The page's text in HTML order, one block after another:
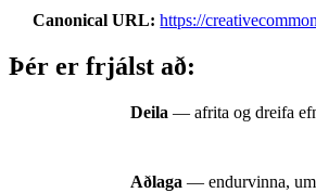
Canonical URL https://
Þér er frjálst að:
Deila — afrita og dreifa
Aðlaga — endurvinna,